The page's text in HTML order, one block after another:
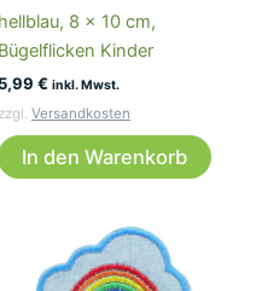
hellblau, 8 x 10 cm,
Bügelflicken Kinder
5,99 € inkl. Mwst.
zzgl. Versandkosten
In den Warenkorb